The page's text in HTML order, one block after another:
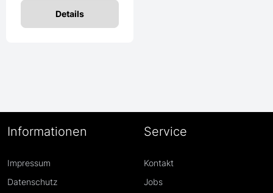
Details
Informationen
Impressum
Datenschutz
Service
Kontakt
Jobs